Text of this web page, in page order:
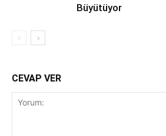
Büyütüyor
CEVAP VER